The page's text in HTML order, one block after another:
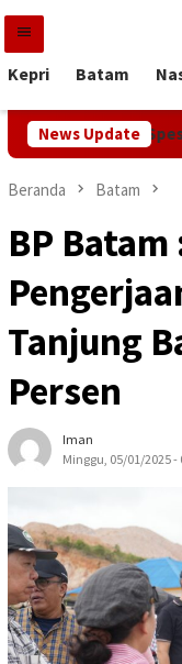
Loncat
konten
Kepri Batam
News Update
Kuliner Spesial
Beranda Batam
BP
Tanjung
Persen
Iman
Minggu, 05/01/2025 -